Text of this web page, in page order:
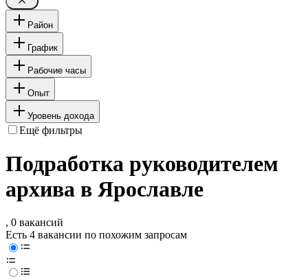
Район
График
Рабочие часы
Опыт
Уровень дохода
Ещё фильтры
Подработка руководителем
архива в Ярославле
, 0 вакансий
Есть 4 вакансии по похожим запросам